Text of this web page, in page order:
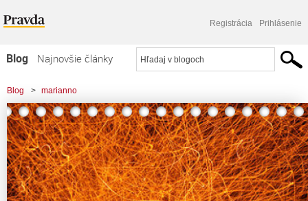
Registrácia Prihlásenie
Blog
Najnovšie články
Najčítanejšie články
Najkomentovanejšie články
Zoznam blogov
Komerčné blogy
Blog > marianno